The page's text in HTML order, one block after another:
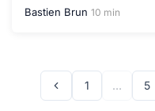
Bastien Brun 10 min
1 … 5